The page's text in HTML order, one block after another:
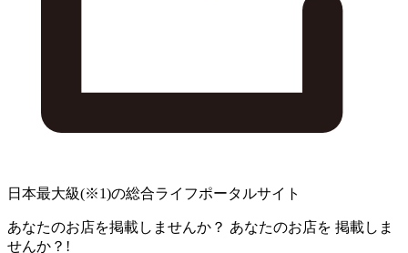
日本最大級(※1)の総合ライフポータルサイト
あなたのお店を掲載しませんか？ あなたのお店を 掲載しま
せんか？!